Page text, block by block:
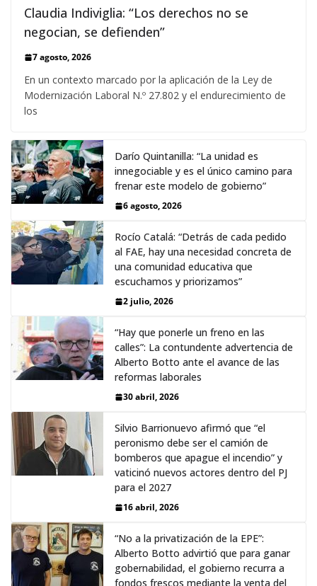
Claudia Indiviglia: “Los derechos no se
negocian, se defienden”
7 agosto, 2026
En un contexto marcado por la aplicación de la Ley de
Modernización Laboral N.º 27.802 y el endurecimiento de
los
Darío Quintanilla: “La unidad es
innegociable y es el único camino para
frenar este modelo de gobierno”
6 agosto, 2026
Rocío Catalá: “Detrás de cada pedido
al FAE, hay una necesidad concreta de
una comunidad educativa que
escuchamos y priorizamos”
2 julio, 2026
“Hay que ponerle un freno en las
calles”: La contundente advertencia de
Alberto Botto ante el avance de las
reformas laborales
30 abril, 2026
Silvio Barrionuevo afirmó que “el
peronismo debe ser el camión de
bomberos que apague el incendio” y
vaticinó nuevos actores dentro del PJ
para el 2027
16 abril, 2026
“No a la privatización de la EPE”:
Alberto Botto advirtió que para ganar
gobernabilidad, el gobierno recurra a
fondos frescos mediante la venta del